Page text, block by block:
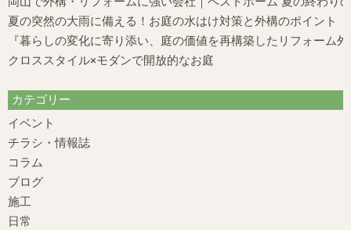
夏の突然の大雨に備える！お庭の水はけ対策と外構のポイント
『暮らしの変化に寄り添い、庭の価値を再構築したリフォーム
クロススタイル×モダンで開放的なお庭
カテゴリー
イベント
チラシ・情報誌
コラム
ブログ
施工
日常